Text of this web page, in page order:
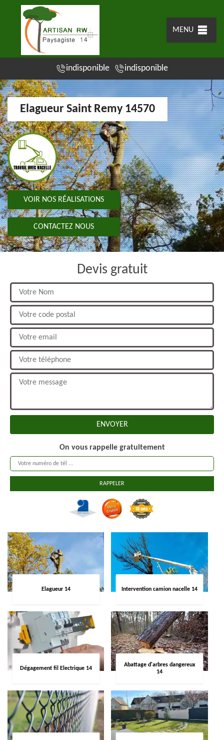
MENU
indisponible indisponible
Elagueur Saint Remy 14570
VOIR NOS RÉALISATIONS
CONTACTEZ NOUS
Devis gratuit
On vous rappelle gratuitement
Elagueur 14 Intervention camion nacelle 14
Dégagement fil Electrique 14
Abattage d'arbres dangereux
14